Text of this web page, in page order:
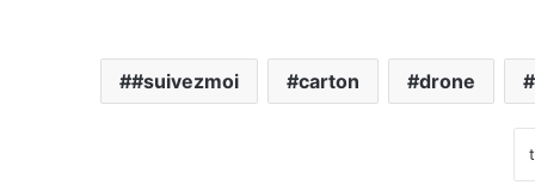
#suivezmoi carton drone